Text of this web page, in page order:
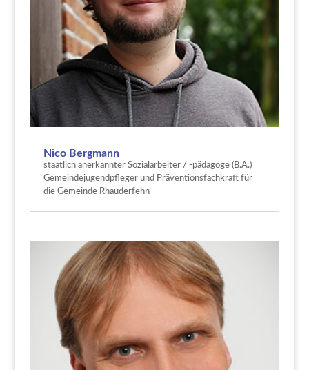
Nico Bergmann
staatlich anerkannter Sozialarbeiter / -pädagoge (B.A.)
Gemeindejugendpfleger und Präventionsfachkraft für
die Gemeinde Rhauderfehn